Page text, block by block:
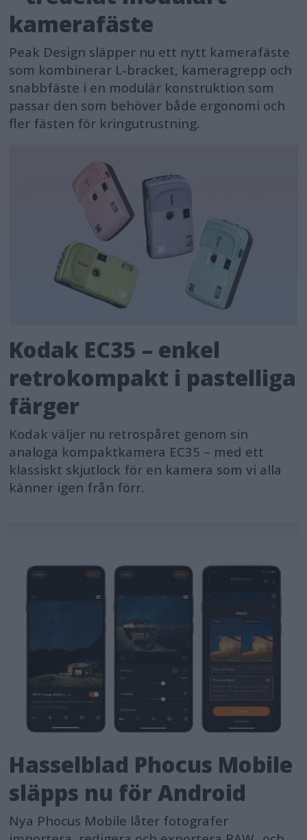
kamerafäste
Peak Design släpper nu ett nytt kamerafäste
som kombinerar L-bracket, kameragrepp och
snabbfäste i en modulär konstruktion som
passar den som behöver både ergonomi och
fler fästen för kringutrustning.
Kodak EC35 – enkel
retrokompakt i pastelliga
färger
Kodak väljer nu retrospåret genom sin
analoga kompaktkamera EC35 – med ett
klassiskt skjutlock för en kamera som vi alla
känner igen från förr.
Hasselblad Phocus Mobile
släpps nu för Android
Nya Phocus Mobile låter fotografer